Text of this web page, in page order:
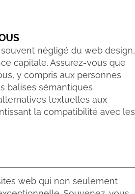
souvent négligé du web design,
capitale. Assurez-vous que
y compris aux personnes
balises sémantiques
textuelles aux
la compatibilité avec les
web qui non seulement